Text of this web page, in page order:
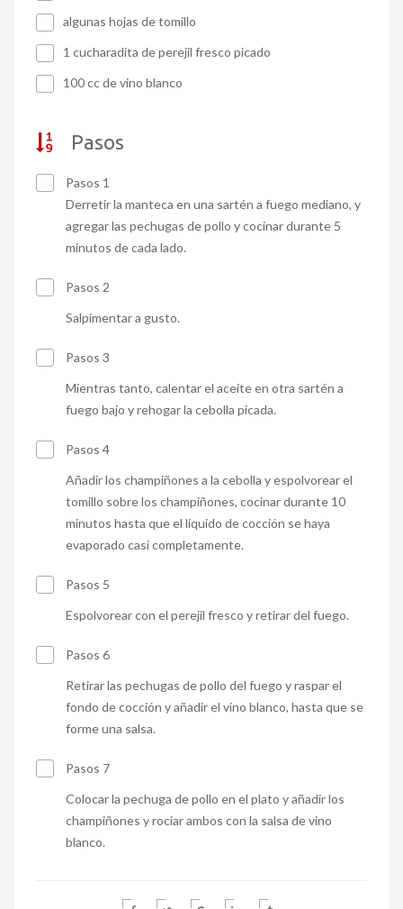
algunas hojas de tomillo
1 cucharadita de perejil fresco picado
100 cc de vino blanco
Pasos
Pasos 1
Derretir la manteca en una sartén a fuego mediano, y
agregar las pechugas de pollo y cocinar durante 5
minutos de cada lado.
Pasos 2
Salpimentar a gusto.
Pasos 3
Mientras tanto, calentar el aceite en otra sartén a
fuego bajo y rehogar la cebolla picada.
Pasos 4
Añadir los champiñones a la cebolla y espolvorear el
tomillo sobre los champiñones, cocinar durante 10
minutos hasta que el líquido de cocción se haya
evaporado casi completamente.
Pasos 5
Espolvorear con el perejil fresco y retirar del fuego.
Pasos 6
Retirar las pechugas de pollo del fuego y raspar el
fondo de cocción y añadir el vino blanco, hasta que se
forme una salsa.
Pasos 7
Colocar la pechuga de pollo en el plato y añadir los
champiñones y rociar ambos con la salsa de vino
blanco.